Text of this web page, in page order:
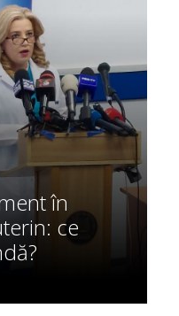
în
ce